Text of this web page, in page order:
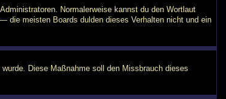
Normalerweise kannst du den Wortlaut
die meisten Boards dulden dieses Verhalten nicht und ein
Diese Maßnahme soll den Missbrauch dieses